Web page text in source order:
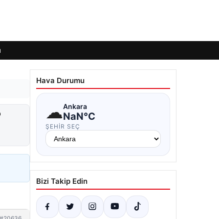
Hava Durumu
☁Ankara
NaN°C
ŞEHIR SEÇ
Bizi Takip Edin